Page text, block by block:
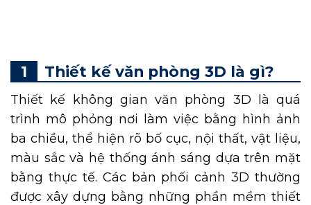
Thiết kế văn phòng 3D là gì?
Thiết kế không gian văn phòng 3D là quá
trình mô phỏng nơi làm việc bằng hình ảnh
ba chiều, thể hiện rõ bố cục, nội thất, vật liệu,
màu sắc và hệ thống ánh sáng dựa trên mặt
bằng thực tế. Các bản phối cảnh 3D thường
được xây dựng bằng những phần mềm thiết